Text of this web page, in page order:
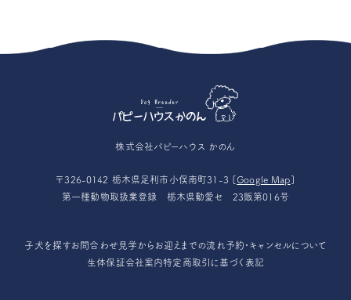
株式会社パピーハウス かのん
〒326-0142 栃木県足利市小俣南町31-3 [Google Map ]
第一種動物取扱業登録 栃木県動愛セ 23販第016号
子犬を探すお問合わせ 見学からお迎えまでの流れ 予約・キャンセルについて
生体保証会社案内特定商取引に基づく表記